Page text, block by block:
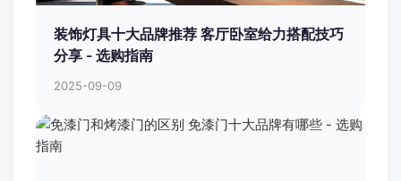
装饰灯具十大品牌推荐 客厅卧室给力搭配技巧
分享 - 选购指南
2025-09-09